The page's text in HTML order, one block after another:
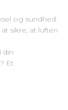
og sundhed.
sikre, at luften
din
Et